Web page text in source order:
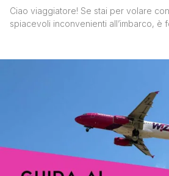
Ciao viaggiatore! Se stai per volare
spiacevoli inconvenienti all’imbarco, è
senza stress, risparmiando tempo e